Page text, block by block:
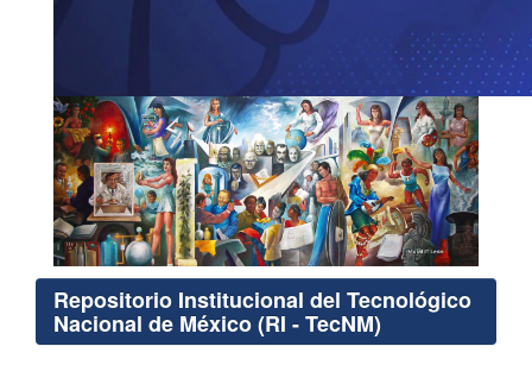
Repositorio Institucional del Tecnológico
Nacional de México (RI - TecNM)